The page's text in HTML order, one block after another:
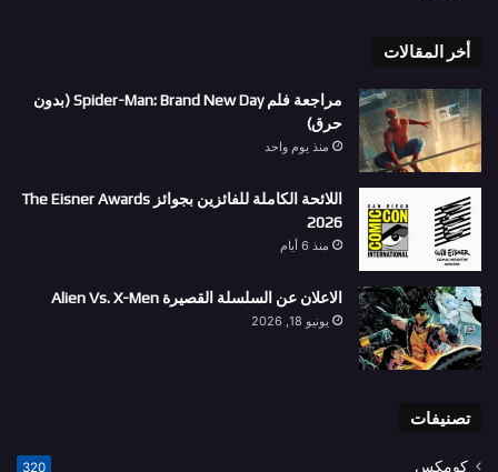
أخر المقالات
مراجعة فلم Spider-Man: Brand New Day (بدون
حرق)
منذ يوم واحد
اللائحة الكاملة للفائزين بجوائز The Eisner Awards
2026
منذ 6 أيام
الاعلان عن السلسلة القصيرة Alien Vs. X-Men
يونيو 18, 2026
تصنيفات
كومكس 320